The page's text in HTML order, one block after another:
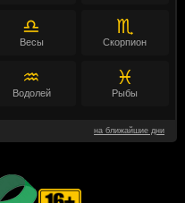
♎
Весы
♏
Скорпион
♒
Водолей
♓
Рыбы
на ближайшие дни